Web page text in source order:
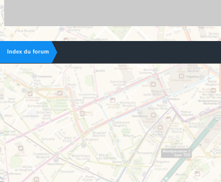
Index du forum